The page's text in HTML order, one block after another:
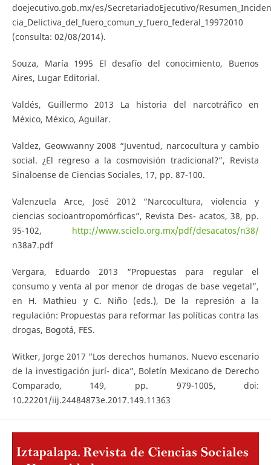
doejecutivo.gob.mx/es/SecretariadoEjecutivo/
cia_Delictiva_del_fuero_comun_y_fuero_federal_19972010
(consulta: 02/08/2014).
Souza, María 1995 El desafío del conocimiento, Buenos
Aires, Lugar Editorial.
Valdés, Guillermo 2013 La historia del narcotráfico en
México, México, Aguilar.
Valdez, Geowwanny 2008 “Juventud, narcocultura y cambio
social. ¿El regreso a la cosmovisión tradicional?”, Revista
Sinaloense de Ciencias Sociales, 17, pp. 87-100.
Valenzuela Arce, José 2012 “Narcocultura, violencia y
ciencias socioantropomórficas”, Revista Des- acatos, 38, pp.
95-102, http://www.scielo.org.mx/pdf/desacatos/n38/
n38a7.pdf
Vergara, Eduardo 2013 “Propuestas para regular el
consumo y venta al por menor de drogas de base vegetal”,
en H. Mathieu y C. Niño (eds.), De la represión a la
regulación: Propuestas para reformar las políticas contra las
drogas, Bogotá, FES.
Witker, Jorge 2017 “Los derechos humanos. Nuevo escenario
de la investigación jurí- dica”, Boletín Mexicano de Derecho
Comparado, 149, pp. 979-1005, doi:
10.22201/iij.24484873e.2017.149.11363